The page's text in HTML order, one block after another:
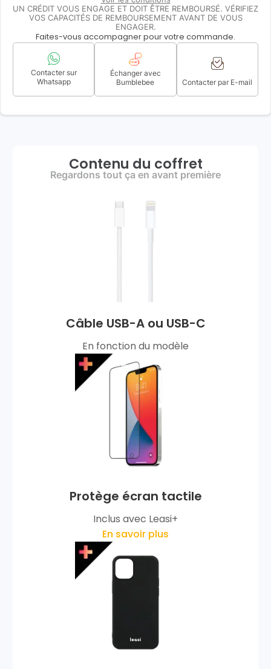
UN CRÉDIT VOUS ENGAGE ET DOIT ÊTRE REMBOURSÉ. VÉRIFIEZ
VOS CAPACITÉS DE REMBOURSEMENT AVANT DE VOUS
ENGAGER.
Faites-vous accompagner pour votre commande.
Contacter sur
Whatsapp
Échanger avec
Bumblebee
Contacter par E-mail
Contenu du coffret
Regardons tout ça en avant première
Câble USB-A ou USB-C
En fonction du modèle
Protège écran tactile
Inclus avec Leasi+
En savoir plus